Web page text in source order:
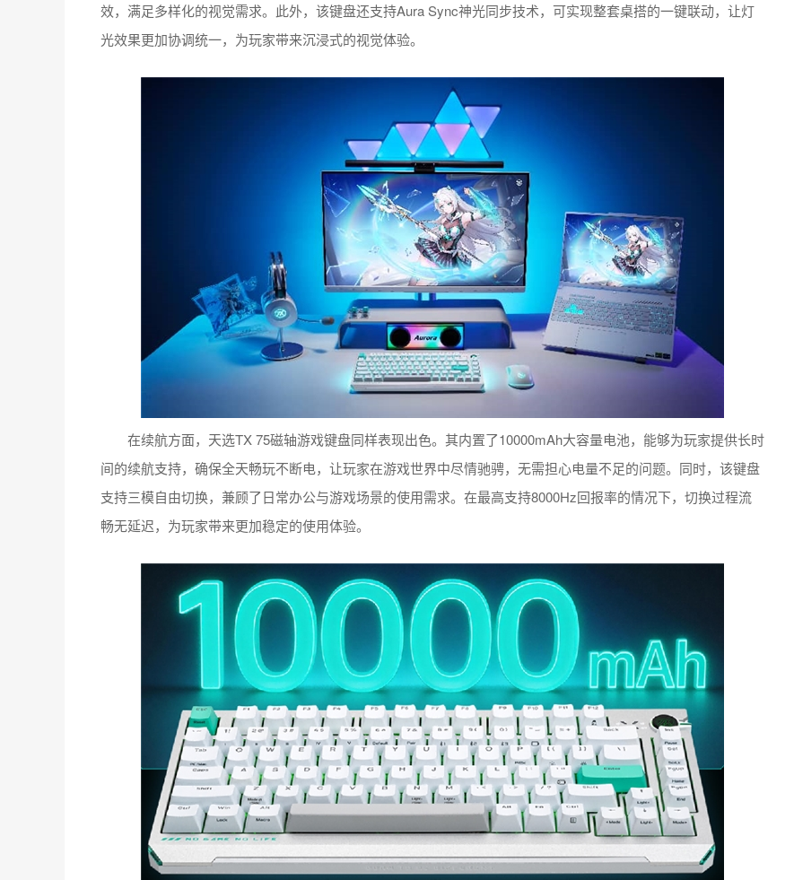
效，满足多样化的视觉需求。此外，该键盘还支持Aura Sync神光同步技术，可实现整套桌搭的一键联动，让灯
光效果更加协调统一，为玩家带来沉浸式的视觉体验。
在续航方面，天选TX 75磁轴游戏键盘同样表现出色。其内置了10000mAh大容量电池，能够为玩家提供长时
间的续航支持，确保全天畅玩不断电，让玩家在游戏世界中尽情驰骋，无需担心电量不足的问题。同时，该键盘
支持三模自由切换，兼顾了日常办公与游戏场景的使用需求。在最高支持8000Hz回报率的情况下，切换过程流
畅无延迟，为玩家带来更加稳定的使用体验。